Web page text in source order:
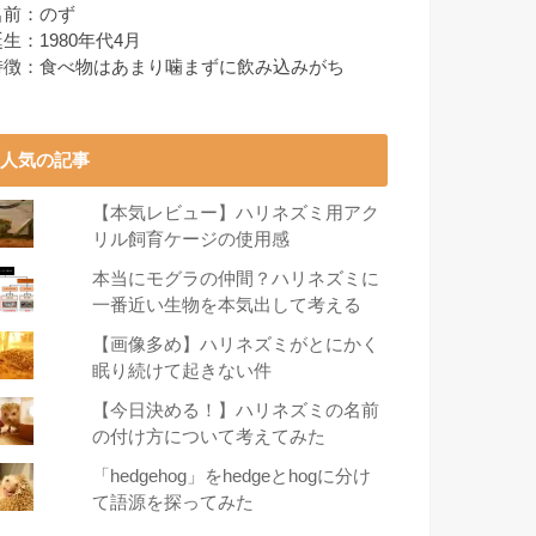
前：のず
：1980年代4月
徴：食べ物はあまり噛まずに飲み込みがち
人気の記事
【本気レビュー】ハリネズミ用アク
リル飼育ケージの使用感
本当にモグラの仲間？ハリネズミに
一番近い生物を本気出して考える
【画像多め】ハリネズミがとにかく
眠り続けて起きない件
【今日決める！】ハリネズミの名前
の付け方について考えてみた
「hedgehog」をhedgeとhogに分け
て語源を探ってみた